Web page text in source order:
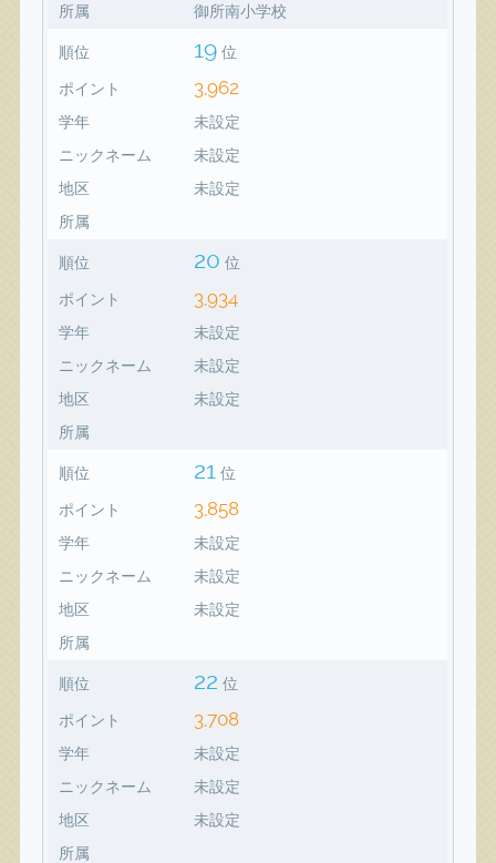
所属
御所南小学校
順位 19 位
ポイント 3,962
学年
未設定
ニックネーム
未設定
地区
未設定
所属
順位 20 位
ポイント 3,934
学年
未設定
ニックネーム
未設定
地区
未設定
所属
順位 21 位
ポイント 3,858
学年
未設定
ニックネーム
未設定
地区
未設定
所属
順位 22 位
ポイント 3,708
学年
未設定
ニックネーム
未設定
地区
未設定
所属